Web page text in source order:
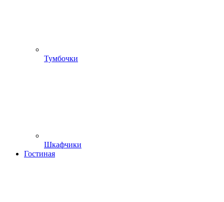
Тумбочки
Шкафчики
Гостиная